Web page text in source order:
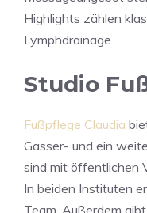
Highlights zählen
Lymphdrainage.
Studio
Fußpflege Claudia
Gasser- und ein
sind mit öffentlichen
In beiden Instituten
Team. Außerdem